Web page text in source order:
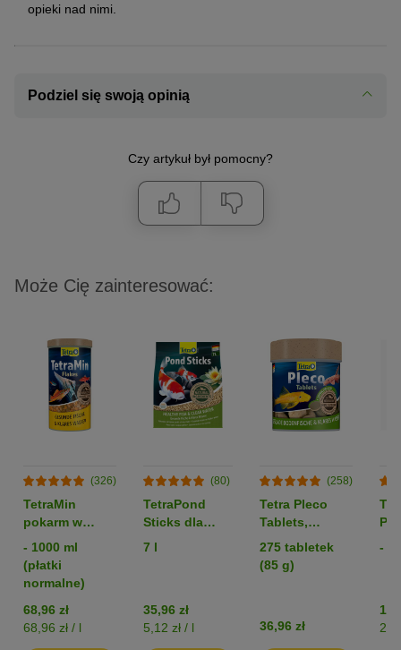
opieki nad nimi.
Podziel się swoją opinią
Czy artykuł był pomocny?
Może Cię zainteresować:
(326)
TetraMin
pokarm w
płatkach
- 1000 ml
(płatki
normalne)
68,96 zł
68,96 zł / l
(80)
TetraPond
Sticks dla
rybek
7 l
35,96 zł
5,12 zł / l
(258)
Tetra Pleco
Tablets,
pokarm w
tabletkach dla
rybek
275 tabletek
(85 g)
36,96 zł
-